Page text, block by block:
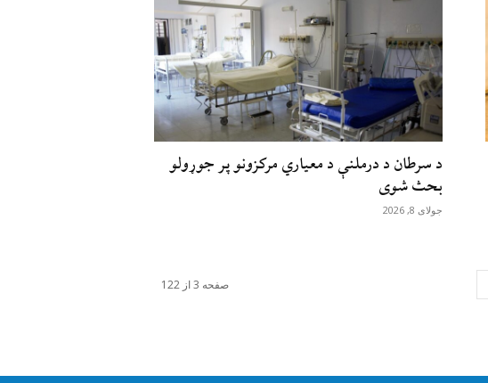
د سرطان د درملنې د معیاري مرکزونو پر جوړولو
بحث شوی
جولای 8, 2026
صفحه 3 از 122